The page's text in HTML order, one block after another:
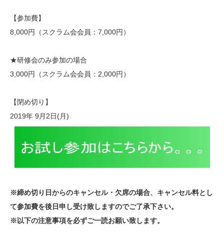
【参加費】
8,000円（スクラム会会員：7,000円）
★研修会のみ参加の場合
3,000円（スクラム会会員：2,000円）
【閉め切り】
2019年 9月2日(月)
※締め切り日からのキャンセル・欠席の場合、キャンセル料とし
て参加費を後日申し受け致しますのでご了承下さい。
※以下の注意事項を必ずご一読お願い致します。